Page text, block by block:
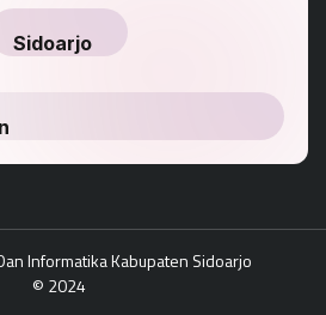
Informatika Kabupaten Sidoarjo
© 2024